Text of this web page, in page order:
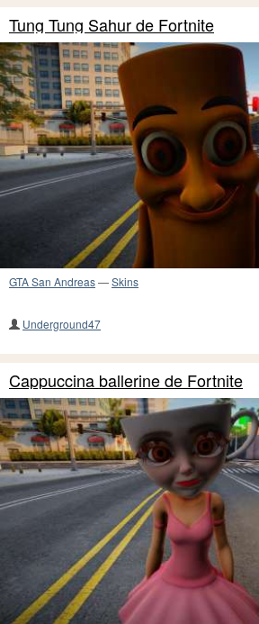
Tung Tung Sahur de Fortnite
GTA San Andreas—Skins
Underground47
Cappuccina ballerine de Fortnite